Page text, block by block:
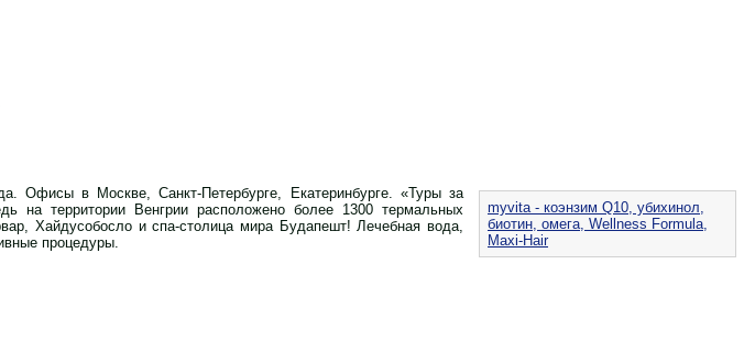
Офисы в Москве, Санкт-Петербурге, Екатеринбурге. «Туры за
на территории Венгрии расположено более 1300 термальных
Хайдусобосло и спа-столица мира Будапешт! Лечебная вода,
процедуры.
myvita - коэнзим Q10, убихинол,
биотин, омега, Wellness Formula,
Maxi-Hair